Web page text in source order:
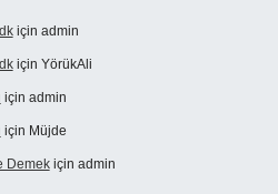
için admin
için YörükAli
için admin
için Müjde
Demekiçin admin